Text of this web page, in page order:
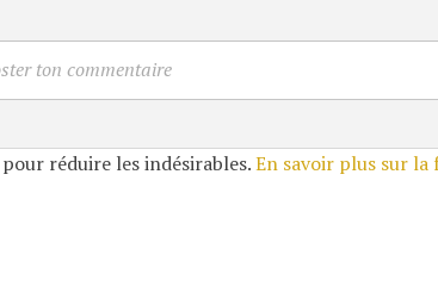
ton commentaire
réduire les indésirables.En savoir plus sur la